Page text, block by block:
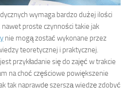
wymaga bardzo dużej ilości
proste czynności takie jak
nie mogą zostać wykonane przez
teoretycznej i praktycznej.
przykładanie się do zajęć w trakcie
na choć częściowe powiększenie
tak naprawdę szerszą wiedzę zdobyć